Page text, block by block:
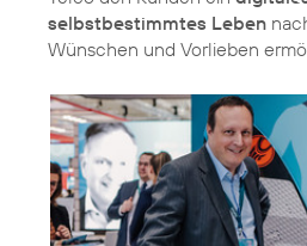
selbstbestimmtes Leben
Wünschen und Vorlieben